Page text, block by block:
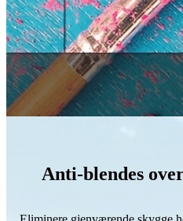
Anti-blendes